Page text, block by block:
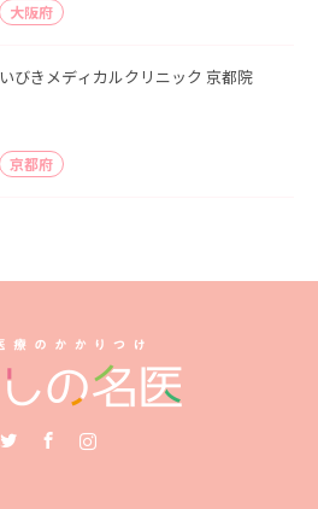
大阪府
いびきメディカルクリニック 京都院
京都府